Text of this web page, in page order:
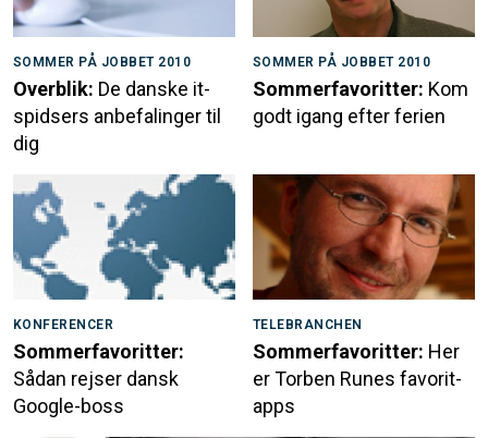
SOMMER PÅ JOBBET 2010
Overblik: De danske it-
spidsers anbefalinger til
dig
SOMMER PÅ JOBBET 2010
Sommerfavoritter: Kom
godt igang efter ferien
KONFERENCER
Sommerfavoritter:
Sådan rejser dansk
Google-boss
TELEBRANCHEN
Sommerfavoritter: Her
er Torben Runes favorit-
apps